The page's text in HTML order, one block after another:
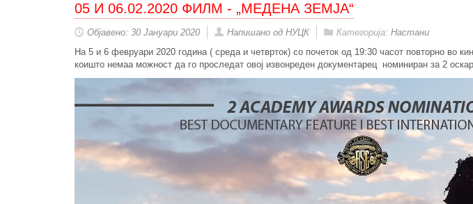
05 И 06.02.2020 ФИЛМ - „МЕДЕНА ЗЕМЈА“
Објавено: 30 Јануари 2020 Напишано од НУЦК Категорија: Настани
На 5 и 6 февруари 2020 година ( среда и четврток) со почеток од 19:30 часот повторно во
коишто немаа можност да го проследат овој извонреден документарец номиниран за 2